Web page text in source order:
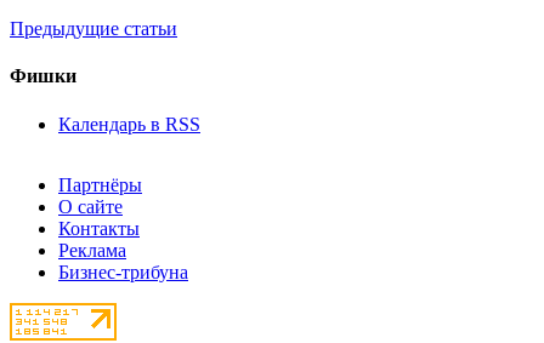
Предыдущие статьи
Фишки
Календарь в RSS
Партнёры
О сайте
Контакты
Реклама
Бизнес-трибуна